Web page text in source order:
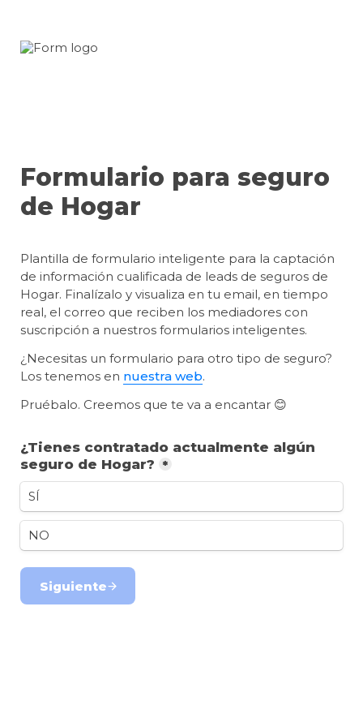
Formulario para seguro
de Hogar
Plantilla de formulario inteligente para la captación
de información cualificada de leads de seguros de
Hogar. Finalízalo y visualiza en tu email, en tiempo
real, el correo que reciben los mediadores con
suscripción a nuestros formularios inteligentes.
¿Necesitas un formulario para otro tipo de seguro?
Los tenemos en nuestra web.
¿Tienes contratado actualmente algún
seguro de Hogar?
*
SÍ
NO
Siguiente